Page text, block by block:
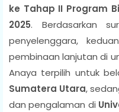
ke Tahap II Program
2025. Berdasarkan
penyelenggara,
pembinaan lanjutan di
Anaya terpilih untuk
Sumatera Utara,
dan pengalaman di